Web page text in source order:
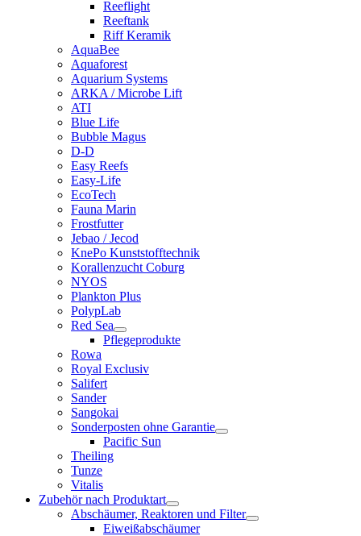
Reeflight
Reeftank
Riff Keramik
AquaBee
Aquaforest
Aquarium Systems
ARKA / Microbe Lift
ATI
Blue Life
Bubble Magus
D-D
Easy Reefs
Easy-Life
EcoTech
Fauna Marin
Frostfutter
Jebao / Jecod
KnePo Kunststofftechnik
Korallenzucht Coburg
NYOS
Plankton Plus
PolypLab
Red Sea
Pflegeprodukte
Rowa
Royal Exclusiv
Salifert
Sander
Sangokai
Sonderposten ohne Garantie
Pacific Sun
Theiling
Tunze
Vitalis
Zubehör nach Produktart
Abschäumer, Reaktoren und Filter
Eiweißabschäumer